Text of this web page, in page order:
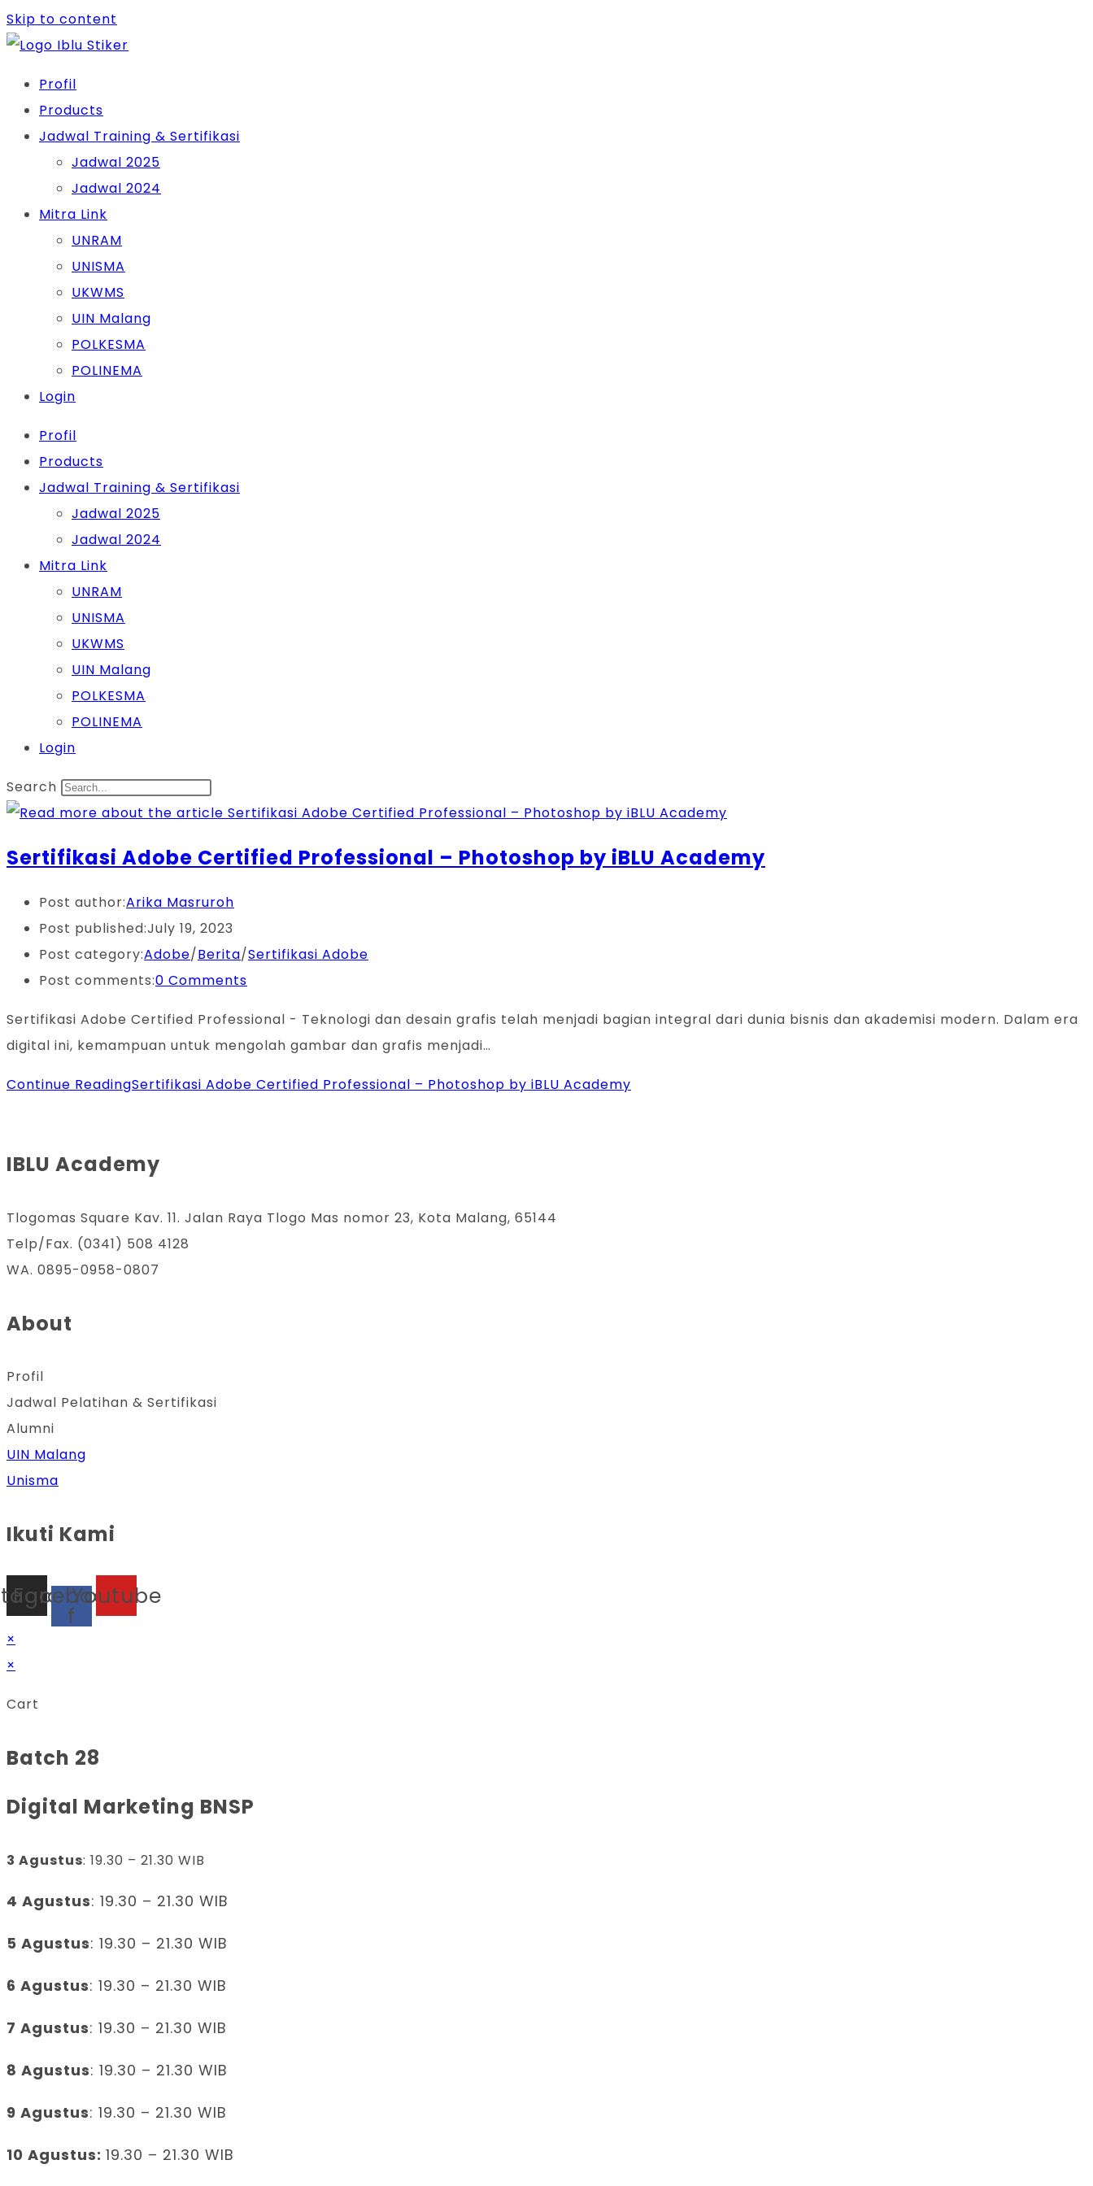
Skip to content
Profil
Products
Jadwal Training & Sertifikasi
Jadwal 2025
Jadwal 2024
Mitra Link
UNRAM
UNISMA
UKWMS
UIN Malang
POLKESMA
POLINEMA
Login
Profil
Products
Jadwal Training & Sertifikasi
Jadwal 2025
Jadwal 2024
Mitra Link
UNRAM
UNISMA
UKWMS
UIN Malang
POLKESMA
POLINEMA
Login
Search
Sertifikasi Adobe Certified Professional – Photoshop by iBLU Academy
Post author:Arika Masruroh
Post published:July 19, 2023
Post category:Adobe/Berita/Sertifikasi Adobe
Post comments:0 Comments
Sertifikasi Adobe Certified Professional - Teknologi dan desain grafis telah menjadi bagian integral dari dunia bisnis dan akademisi modern. Dalam era
digital ini, kemampuan untuk mengolah gambar dan grafis menjadi…
Continue ReadingSertifikasi Adobe Certified Professional – Photoshop by iBLU Academy
IBLU Academy
Tlogomas Square Kav. 11. Jalan Raya Tlogo Mas nomor 23, Kota Malang, 65144
Telp/Fax. (0341) 508 4128
WA. 0895-0958-0807
About
Profil
Jadwal Pelatihan & Sertifikasi
Alumni
UIN Malang
Unisma
Ikuti Kami
Facebook-
f
Youtube
×
×
Cart
Batch 28
Digital Marketing BNSP
3 Agustus: 19.30 – 21.30 WIB
4 Agustus: 19.30 – 21.30 WIB
5 Agustus: 19.30 – 21.30 WIB
6 Agustus: 19.30 – 21.30 WIB
7 Agustus: 19.30 – 21.30 WIB
8 Agustus: 19.30 – 21.30 WIB
9 Agustus: 19.30 – 21.30 WIB
10 Agustus: 19.30 – 21.30 WIB